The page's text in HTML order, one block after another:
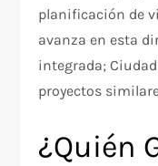
planificación de
avanza en esta
integrada;
proyectos
¿Quién